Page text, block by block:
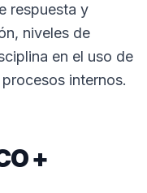
respuesta y
niveles de
en el uso de
internos.
+